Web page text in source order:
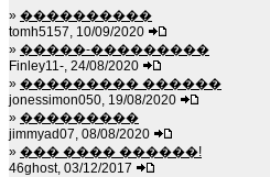
» ����������
tomh5157, 10/09/2020
» �����-���������
Finley11-, 24/08/2020
» ��������� ������
jonessimon050, 19/08/2020
» ���������
jimmyad07, 08/08/2020
» ��� ���� ������!
46ghost, 03/12/2017